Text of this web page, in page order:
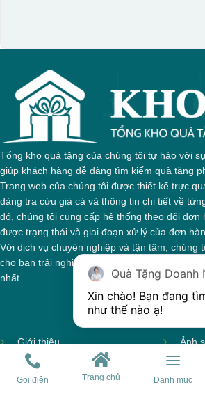
Tổng kho quà tặng của chúng tôi tự hào với
giúp khách hàng dễ dàng tìm kiếm quà tặng
Trang web của chúng tôi được thiết kế trực
dàng tra cứu giá cả và thông tin chi tiết về
đó, chúng tôi cung cấp hệ thống theo dõi đơn
được trạng thái và giai đoạn xử lý của đơn
Với dịch vụ chuyên nghiệp và tận tâm, chúng
cho bạn trải nghiệm mua sắm tuyệt vời và
nhất.
Giới thiệu
Hợp tác với Nhà cung cấp
Ảnh
Sản
Gọi điện Trang chủ Danh mục
Quà Tặng Doanh
Xin chào! Bạn đang
như thế nào ạ!